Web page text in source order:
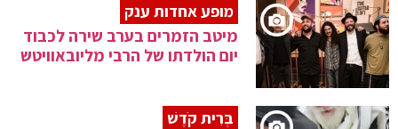
מופע אחדות ענק
מיטב הזמרים בערב שירה לכבוד
יום הולדתו של הרבי מליובאוויטש
בְּרִית קֹדֶשׁ